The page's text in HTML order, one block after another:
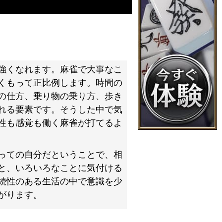
なれます。麻雀で大事なこ
もって正比例します。時間の
仕方、乗り物の乗り方、歩き
る要素です。そうした中で気
も感覚も働く麻雀が打てるよ
の自分だということで、相
、いろいろなことに気付ける
性のある生活の中で意識を少
ます。